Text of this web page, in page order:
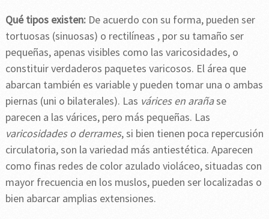
Qué tipos existen:De acuerdo con su forma, pueden ser
tortuosas (sinuosas) o rectilíneas , por su tamaño ser
pequeñas, apenas visibles como las varicosidades, o
constituir verdaderos paquetes varicosos. El área que
abarcan también es variable y pueden tomar una o ambas
piernas (uni o bilaterales). Las várices en arañase
parecen a las várices, pero más pequeñas. Las
varicosidades o derrames, si bien tienen poca repercusión
circulatoria, son la variedad más antiestética. Aparecen
como finas redes de color azulado violáceo, situadas con
mayor frecuencia en los muslos, pueden ser localizadas o
bien abarcar amplias extensiones.